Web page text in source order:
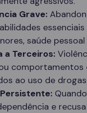
Grave:
saúde
a Terceiros:
comportamentos
ao uso de
e